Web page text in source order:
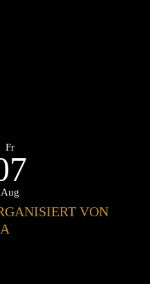
Fr
Aug
VON